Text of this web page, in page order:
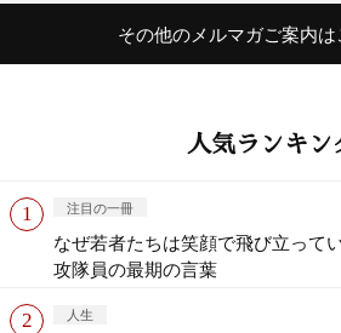
その他のメルマガご案内は
人気ランキン
注目の一冊
なぜ若者たちは笑顔で飛び立っ
攻隊員の最期の言葉
人生